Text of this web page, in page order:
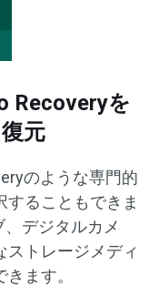
Recoveryを
元
のような専門的
することもできま
デジタルカメ
ストレージメディ
ます。